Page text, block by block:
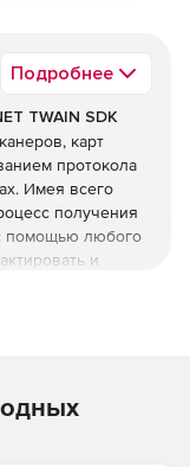
Подробнее
TWAIN SDK
карт
протокола
Имея всего
получения
помощью любого
и